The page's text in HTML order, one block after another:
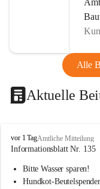
Alle
Aktuelle
B
u
h
vor 1 TagAmtliche Mitteilung
Informationsblatt Nr. 135
Bitte Wasser sparen!
Hundkot-